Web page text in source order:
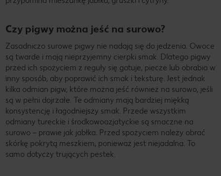
Czy pigwy można jeść na surowo?
Zasadniczo surowe pigwy nie nadają się do jedzenia. Owoce
są twarde i mają nieprzyjemny cierpki smak. Dlatego pigwy
przed ich spożyciem z reguły się gotuje, piecze lub obrabia w
inny sposób, aby poprawić ich smak i teksturę. Jest jednak
kilka odmian pigw, które można jeść również na surowo, jeśli
są w pełni dojrzałe. Te odmiany mają bardziej miękką
konsystencję i łagodniejszy smak. Przede wszystkim
odmiany tureckie i środkowoazjatyckie są smaczne na
surowo – prawie jak jabłka. Przed spożyciem należy obrać
skórkę pokrytą meszkiem, ponieważ jest niejadalna. To
samo dotyczy trujących pestek.